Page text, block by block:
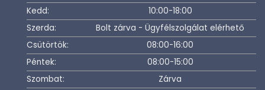
Kedd:
10:00-18:00
Szerda:
Bolt zárva - Ügyfélszolgálat elérhető
Csütörtök:
08:00-16:00
Péntek:
08:00-15:00
Szombat:
Zárva